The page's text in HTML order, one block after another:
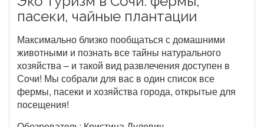
пасеки, чайные плантации
Максимально близко пообщаться с домашними
животными и познать все тайны натурального
хозяйства – и такой вид развлечения доступен в
Сочи! Мы собрали для вас в один список все
фермы, пасеки и хозяйства города, открытые для
посещения!